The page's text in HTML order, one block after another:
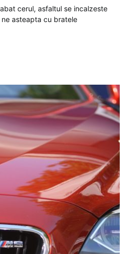
cerul, asfaltul se incalzeste
asteapta cu bratele